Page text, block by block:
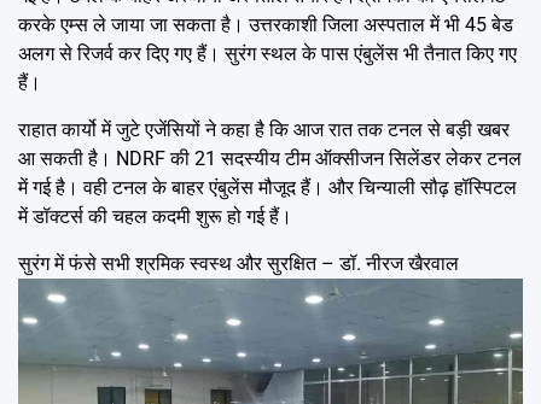
करके एम्स ले जाया जा सकता है। उत्तरकाशी जिला अस्पताल में भी 45 बेड
अलग से रिजर्व कर दिए गए हैं। सुरंग स्थल के पास एंबुलेंस भी तैनात किए गए
हैं।
राहात कार्यो में जुटे एजेंसियों ने कहा है कि आज रात तक टनल से बड़ी खबर
आ सकती है। NDRF की 21 सदस्यीय टीम ऑक्सीजन सिलेंडर लेकर टनल
में गई है। वही टनल के बाहर एंबुलेंस मौजूद हैं। और चिन्याली सौढ़ हॉस्पिटल
में डॉक्टर्स की चहल कदमी शुरू हो गई हैं।
सुरंग में फंसे सभी श्रमिक स्वस्थ और सुरक्षित – डॉ. नीरज खैरवाल